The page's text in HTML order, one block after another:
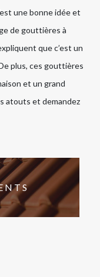
une bonne idée et
de gouttières à
que c’est un
plus, ces gouttières
et un grand
atouts et demandez